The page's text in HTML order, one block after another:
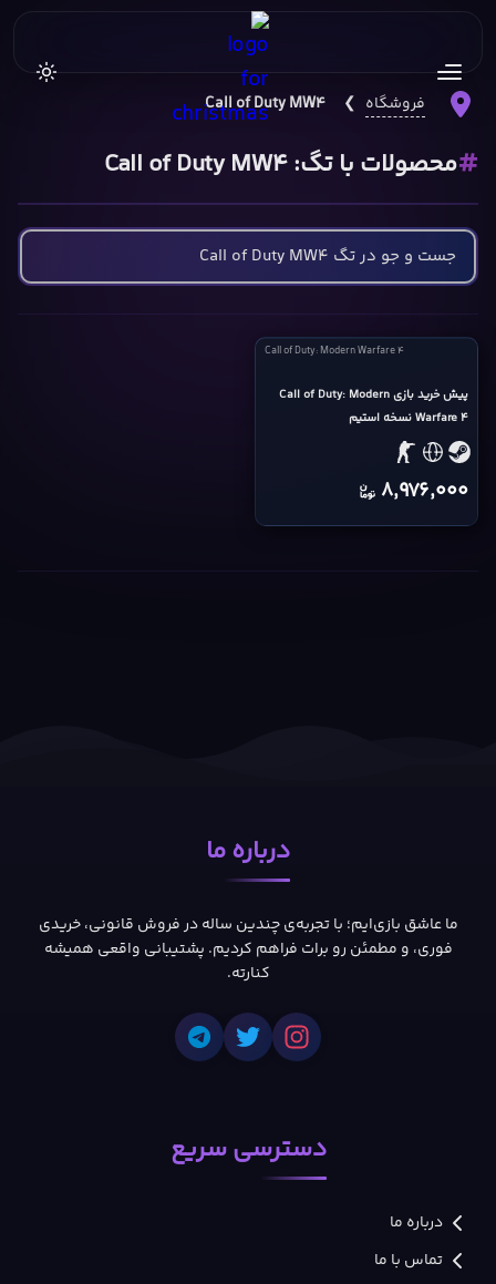
فروشگاه ❯
Call of Duty MW4
محصولات با تگ: Call of Duty MW4
Call
Duty:
Modern
Warfare
cover
Call of Duty: Modern Warfare 4
پیش خرید بازی Call of Duty: Modern
Warfare 4 نسخه استیم
8,976,000
درباره ما
ما عاشق بازی‌ایم؛ با تجربه‌ی چندین ساله در فروش قانونی، خریدی
فوری، و مطمئن رو برات فراهم کردیم. پشتیبانی واقعی همیشه
کنارته.
دسترسی سریع
درباره ما
تماس با ما